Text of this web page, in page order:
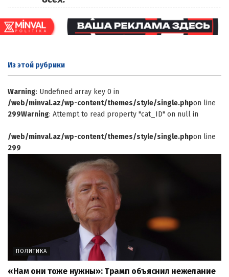
Из этой рубрики
Warning: Undefined array key 0 in
/web/minval.az/wp-content/themes/style/single.phpon line
299Warning: Attempt to read property "cat_ID" on null in
/web/minval.az/wp-content/themes/style/single.phpon line
299
ПОЛИТИКА
«Нам они тоже нужны»: Трамп объяснил нежелание